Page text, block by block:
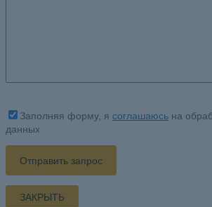
Заполняя форму, я соглашаюсь на
данных
ЗАКРЫТЬ